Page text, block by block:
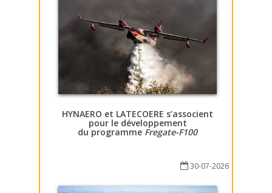
HYNAERO et LATECOERE s’associent
pour le développement
du programme Fregate-F100
30-07-2026